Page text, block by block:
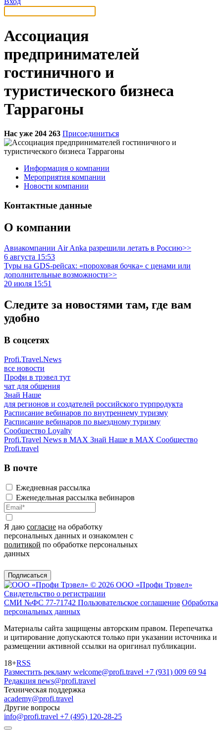
Ассоциация
предпринимателей
гостиничного и
туристического бизнеса
Таррагоны
Нас уже 204 263 Присоединиться
Информация о компании
Мероприятия компании
Новости компании
Контактные данные
О компании
Авиакомпании Air Anka разрешили летать в Россию>>
6 августа 15:53
Туры на GDS-рейсах: «пороховая бочка» с ценами или
дополнительные возможности>>
20 июля 15:51
Следите за новостями там, где вам
удобно
В соцсетях
Profi.Travel.News
все новости
Профи в трэвел тут
чат для общения
Знай Наше
для регионов и создателей российского турпродукта
Расписание вебинаров по внутреннему туризму
Расписание вебинаров по выездному туризму
Сообщество Loyalty
Profi.Travel News в MAX Знай Наше в MAX Сообщество
Profi.travel
В почте
Ежедневная рассылка
Еженедельная рассылка вебинаров
Я даю согласие на обработку
персональных данных и ознакомлен с
политикой по обработке персональных
данных
Подписаться
© 2026 ООО «Профи Трэвeл»
Свидетельство о регистрации
СМИ №ФС 77-71742 Пользовательское соглашение Обработка
персональных данных
Материалы сайта защищены авторским правом. Перепечатка
и цитирование допускаются только при указании источника и
размещении активной ссылки на оригинал публикации.
18+RSS
Разместить рекламу welcome@profi.travel +7 (931) 009 69 94
Редакция news@profi.travel
Техническая поддержка
academy@profi.travel
Другие вопросы
info@profi.travel +7 (495) 120-28-25